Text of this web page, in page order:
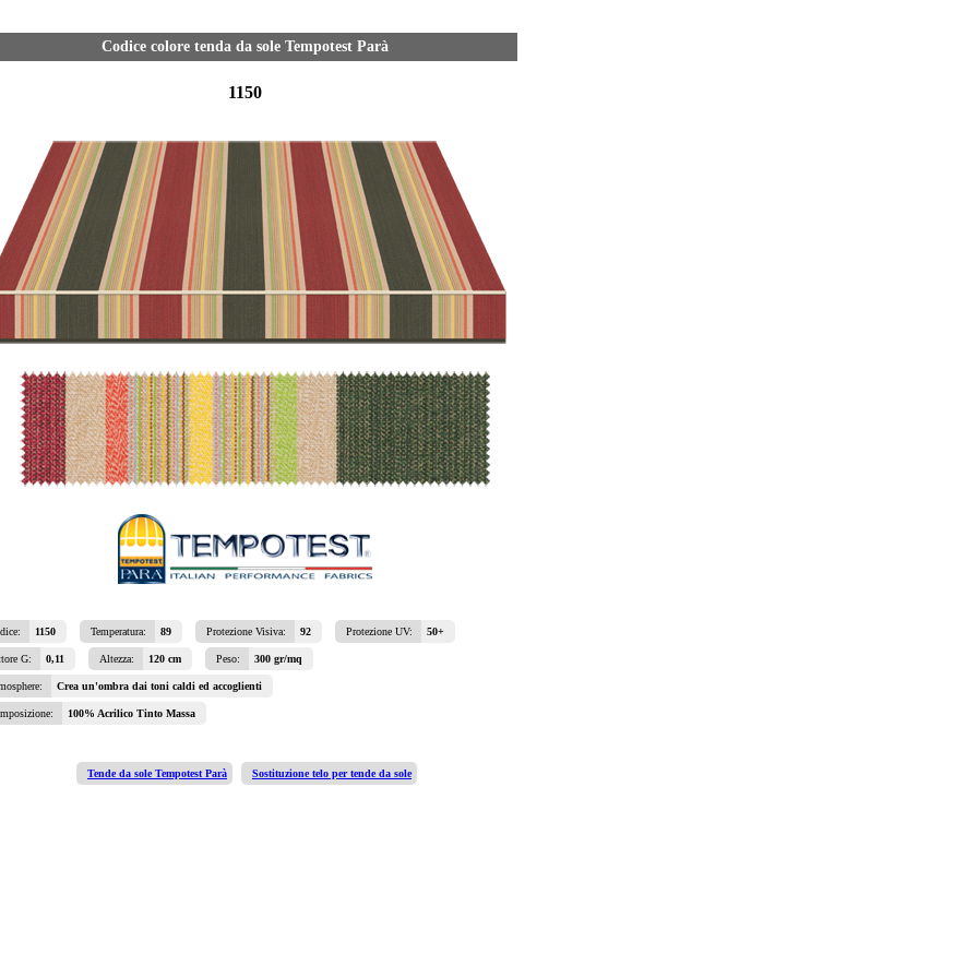
Codice colore tenda da sole Tempotest Parà
1150
1150 Temperatura: 89 Protezione Visiva: 92 Protezione UV: 50+
G: 0,11 Altezza: 120 cm Peso: 300 gr/mq
Crea un'ombra dai toni caldi ed accoglienti
100% Acrilico Tinto Massa
Tende da sole Tempotest Parà Sostituzione telo per tende da sole